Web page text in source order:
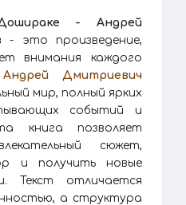
- Андрей
- это произведение,
внимания каждого
Андрей Дмитриевич
мир, полный ярких
событий и
книга позволяет
сюжет,
и получить новые
Текст отличается
а структура